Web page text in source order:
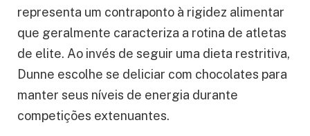
representa um contraponto à rigidez alimentar
que geralmente caracteriza a rotina de atletas
de elite. Ao invés de seguir uma dieta restritiva,
Dunne escolhe se deliciar com chocolates para
manter seus níveis de energia durante
competições extenuantes.